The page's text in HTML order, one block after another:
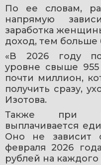
По ее словам,
напрямую
заработка
доход, тем больше
«В 2026 году
уровне свыше
почти миллион,
получить сразу,
Изотова.
Также при
выплачивается
Оно не зависит
февраля 2026
рублей на каждого